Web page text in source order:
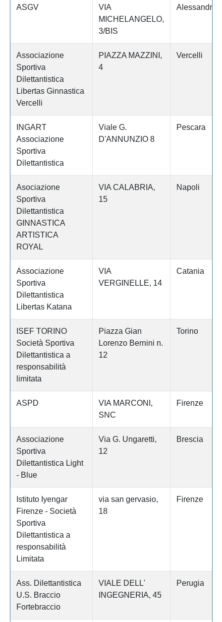
ASGV
VIA
MICHELANGELO,
3/BIS
Alessandria
Associazione
Sportiva
Dilettantistica
Libertas Ginnastica
Vercelli
PIAZZA MAZZINI,
4
Vercelli
INGART
Associazione
Sportiva
Dilettantistica
Viale G.
D'ANNUNZIO 8
Pescara
Asociazione
Sportiva
Dilettantistica
GINNASTICA
ARTISTICA
ROYAL
VIA CALABRIA,
15
Napoli
Associazione
Sportiva
Dilettantistica
Libertas Katana
VIA
VERGINELLE, 14
Catania
ISEF TORINO
Società Sportiva
Dilettantistica a
responsabilità
limitata
Piazza Gian
Lorenzo Bernini n.
12
Torino
ASPD
VIA MARCONI,
SNC
Firenze
Associazione
Sportiva
Dilettantistica Light
- Blue
Via G. Ungaretti,
12
Brescia
Istituto Iyengar
Firenze - Società
Sportiva
Dilettantistica a
responsabilità
Limitata
via san gervasio,
18
Firenze
Ass. Dilettantistica
U.S. Braccio
Fortebraccio
VIALE DELL'
INGEGNERIA, 45
Perugia